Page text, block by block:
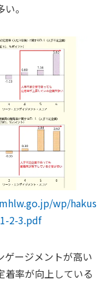
。
wp/hakus
2-3.pdf
ゲージメントが高い
着率が向上している